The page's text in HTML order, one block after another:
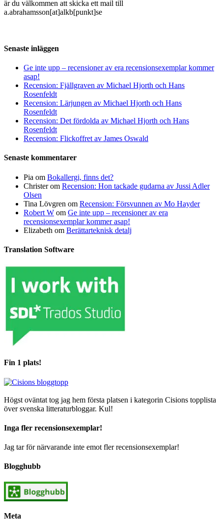
är du välkommen att skicka ett mail till
a.abrahamsson[at]alkb[punkt]se
Senaste inläggen
Ge inte upp – recensioner av era recensionsexemplar kommer
asap!
Recension: Fjällgraven av Michael Hjorth och Hans
Rosenfeldt
Recension: Lärjungen av Michael Hjorth och Hans
Rosenfeldt
Recension: Det fördolda av Michael Hjorth och Hans
Rosenfeldt
Recension: Flickoffret av James Oswald
Senaste kommentarer
Pia om Bokallergi, finns det?
Christerom Recension: Hon tackade gudarna av Jussi Adler
Olsen
Tina Lövgren om Recension: Försvunnen av Mo Hayder
Robert W om Ge inte upp – recensioner av era
recensionsexemplar kommer asap!
Elizabeth om Berättarteknisk detalj
Translation Software
Fin 1 plats!
Högst oväntat tog jag hem första platsen i kategorin Cisions topplista
över svenska litteraturbloggar. Kul!
Inga fler recensionsexemplar!
Jag tar för närvarande inte emot fler recensionsexemplar!
Blogghubb
Meta